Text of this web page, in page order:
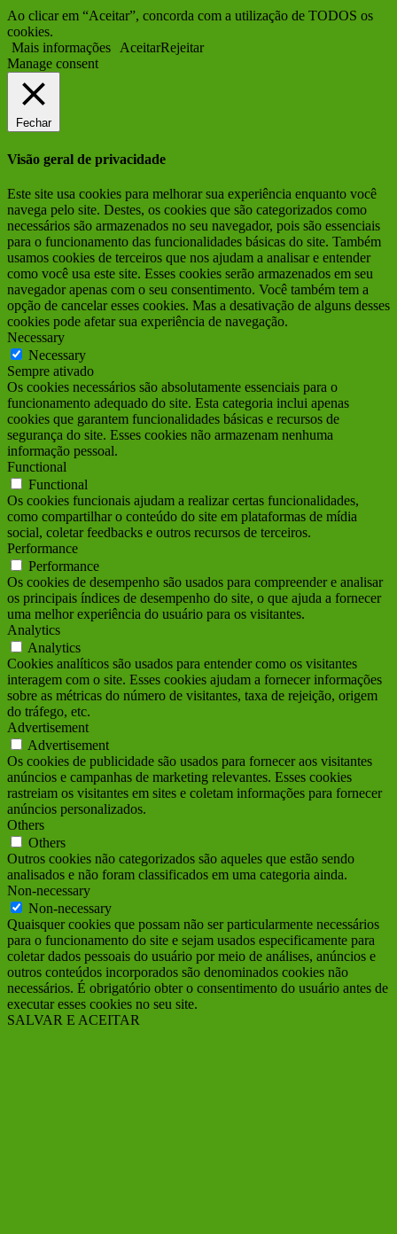
Ao clicar em “Aceitar”, concorda com a utilização de TODOS os
cookies.
Mais informações
AceitarRejeitar
Manage consent
Fechar
Visão geral de privacidade
Este site usa cookies para melhorar sua experiência enquanto você
navega pelo site. Destes, os cookies que são categorizados como
necessários são armazenados no seu navegador, pois são essenciais
para o funcionamento das funcionalidades básicas do site. Também
usamos cookies de terceiros que nos ajudam a analisar e entender
como você usa este site. Esses cookies serão armazenados em seu
navegador apenas com o seu consentimento. Você também tem a
opção de cancelar esses cookies. Mas a desativação de alguns desses
cookies pode afetar sua experiência de navegação.
Necessary
Necessary
Sempre ativado
Os cookies necessários são absolutamente essenciais para o
funcionamento adequado do site. Esta categoria inclui apenas
cookies que garantem funcionalidades básicas e recursos de
segurança do site. Esses cookies não armazenam nenhuma
informação pessoal.
Functional
Functional
Os cookies funcionais ajudam a realizar certas funcionalidades,
como compartilhar o conteúdo do site em plataformas de mídia
social, coletar feedbacks e outros recursos de terceiros.
Performance
Performance
Os cookies de desempenho são usados para compreender e analisar
os principais índices de desempenho do site, o que ajuda a fornecer
uma melhor experiência do usuário para os visitantes.
Analytics
Analytics
Cookies analíticos são usados para entender como os visitantes
interagem com o site. Esses cookies ajudam a fornecer informações
sobre as métricas do número de visitantes, taxa de rejeição, origem
do tráfego, etc.
Advertisement
Advertisement
Os cookies de publicidade são usados para fornecer aos visitantes
anúncios e campanhas de marketing relevantes. Esses cookies
rastreiam os visitantes em sites e coletam informações para fornecer
anúncios personalizados.
Others
Others
Outros cookies não categorizados são aqueles que estão sendo
analisados e não foram classificados em uma categoria ainda.
Non-necessary
Non-necessary
Quaisquer cookies que possam não ser particularmente necessários
para o funcionamento do site e sejam usados ​​especificamente para
coletar dados pessoais do usuário por meio de análises, anúncios e
outros conteúdos incorporados são denominados cookies não
necessários. É obrigatório obter o consentimento do usuário antes de
executar esses cookies no seu site.
SALVAR E ACEITAR